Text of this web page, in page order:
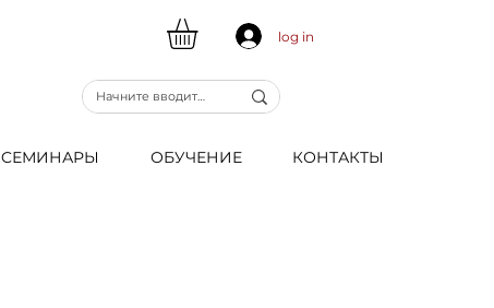
log in
CЕМИНАРЫ ОБУЧЕНИЕ КОНТАКТЫ